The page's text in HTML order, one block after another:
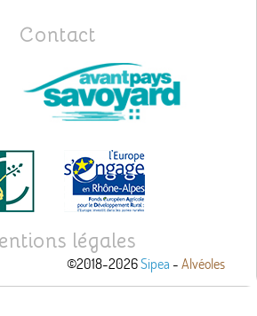
Contact
légales
©2018-2026Sipea -Alvéoles